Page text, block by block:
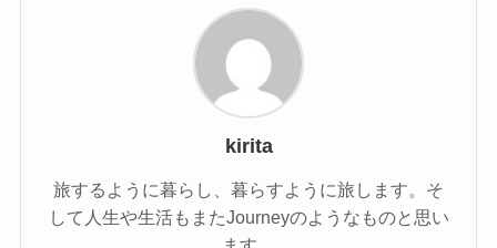
kirita
旅するように暮らし、暮らすように旅します。そ
して人生や生活もまたJourneyのようなものと思い